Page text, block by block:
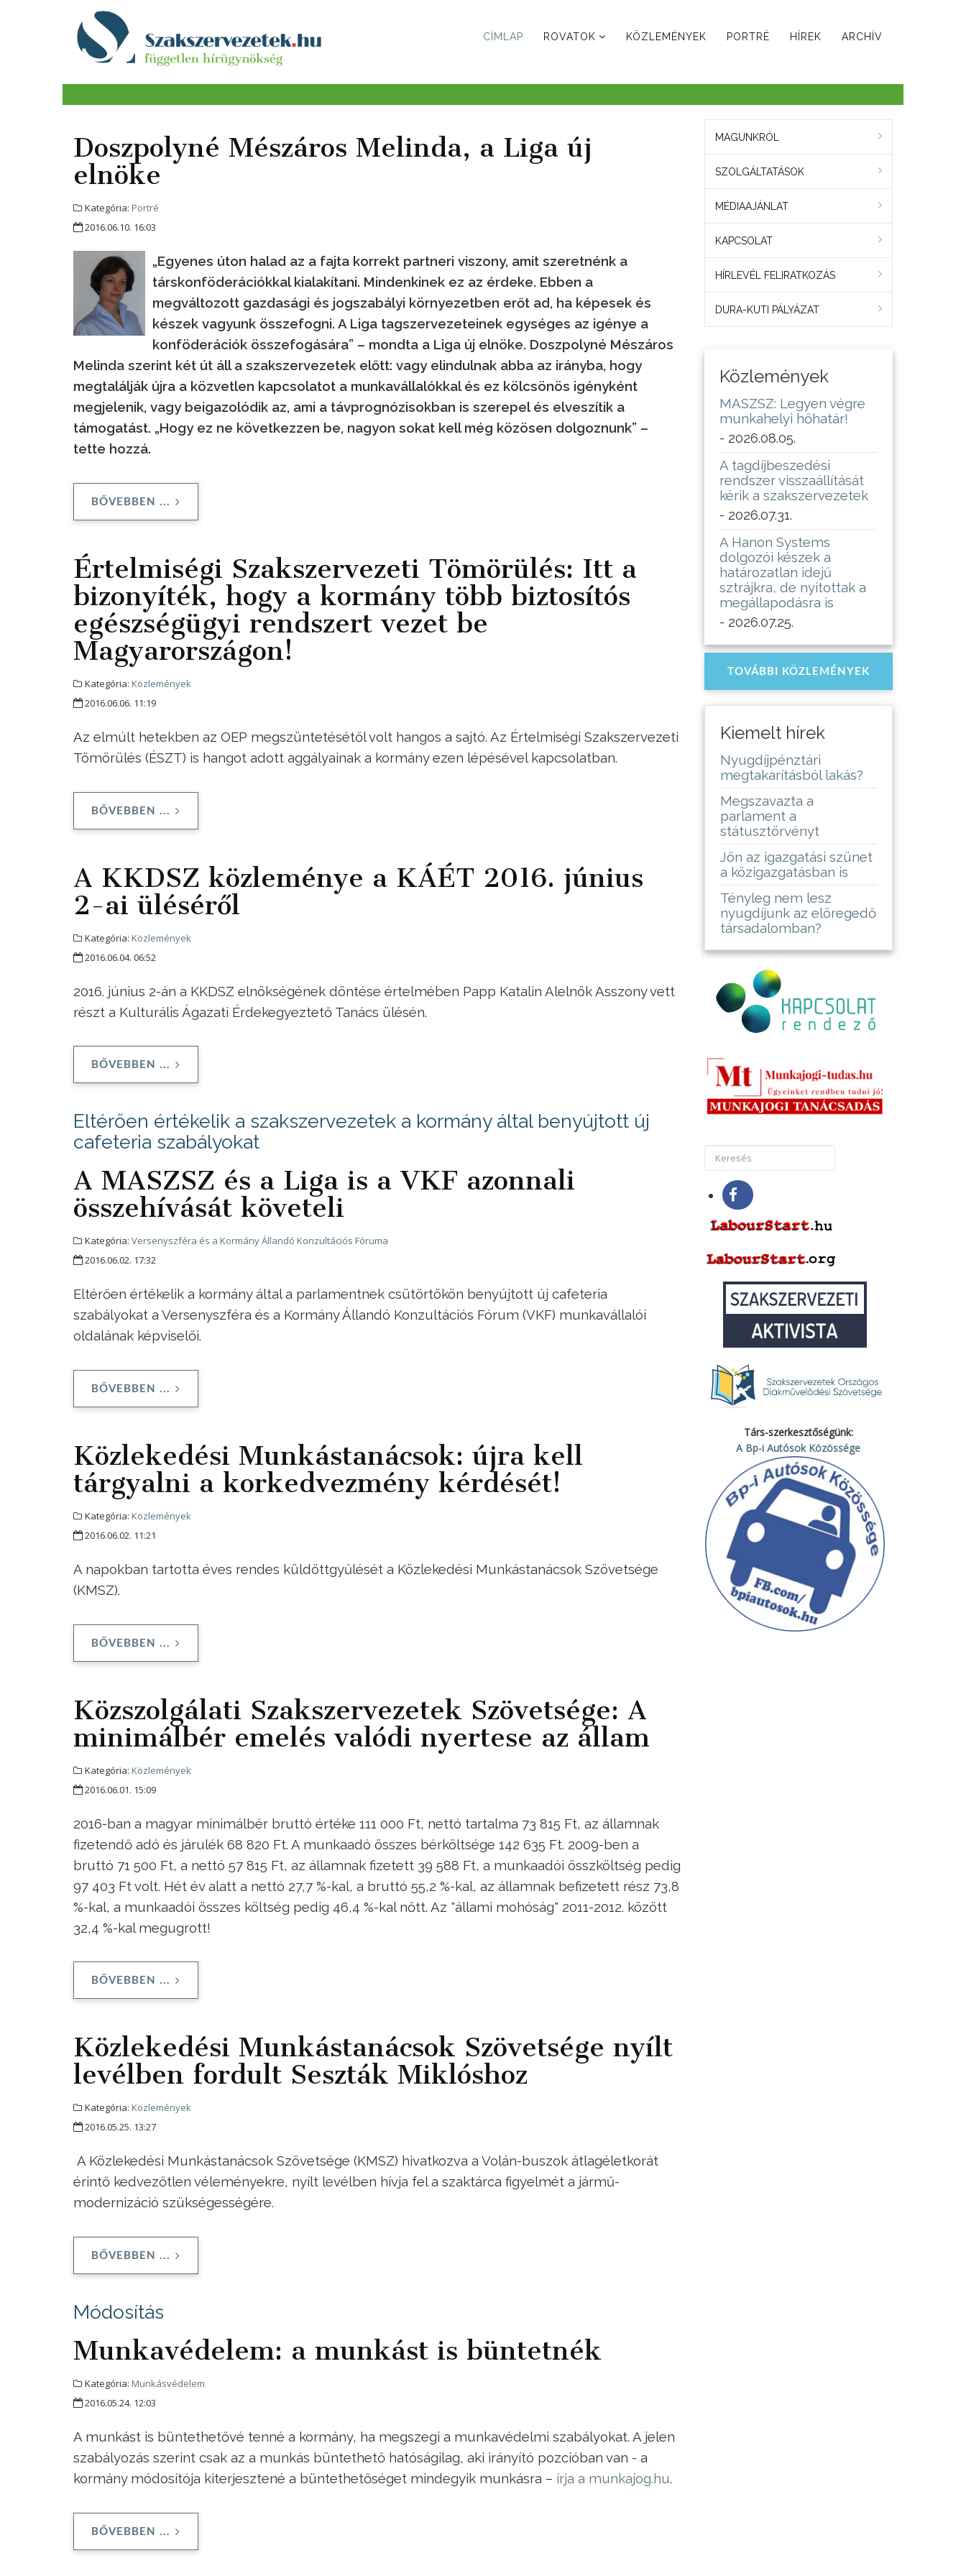
CÍMLAP ROVATOK KÖZLEMÉNYEK PORTRÉ HÍREK ARCHÍV
Doszpolyné Mészáros Melinda, a Liga új
elnöke
Kategória: Portré
2016.06.10. 16:03
„Egyenes úton halad az a fajta korrekt partneri viszony, amit szeretnénk a
társkonföderációkkal kialakítani. Mindenkinek ez az érdeke. Ebben a
megváltozott gazdasági és jogszabályi környezetben erőt ad, ha képesek és
készek vagyunk összefogni. A Liga tagszervezeteinek egységes az igénye a
konföderációk összefogására” – mondta a Liga új elnöke. Doszpolyné Mészáros
Melinda szerint két út áll a szakszervezetek előtt: vagy elindulnak abba az irányba, hogy
megtalálják újra a közvetlen kapcsolatot a munkavállalókkal és ez kölcsönös igényként
megjelenik, vagy beigazolódik az, ami a távprognózisokban is szerepel és elveszítik a
támogatást. „Hogy ez ne következzen be, nagyon sokat kell még közösen dolgoznunk” –
tette hozzá.
BŐVEBBEN ...
Értelmiségi Szakszervezeti Tömörülés: Itt a
bizonyíték, hogy a kormány több biztosítós
egészségügyi rendszert vezet be
Magyarországon!
Kategória: Közlemények
2016.06.06. 11:19
Az elmúlt hetekben az OEP megszüntetésétől volt hangos a sajtó. Az Értelmiségi Szakszervezeti
Tömörülés (ÉSZT) is hangot adott aggályainak a kormány ezen lépésével kapcsolatban.
BŐVEBBEN ...
A KKDSZ közleménye a KÁÉT 2016. június
2-ai üléséről
Kategória: Közlemények
2016.06.04. 06:52
2016. június 2-án a KKDSZ elnökségének döntése értelmében Papp Katalin Alelnök Asszony vett
részt a Kulturális Ágazati Érdekegyeztető Tanács ülésén.
BŐVEBBEN ...
Eltérően értékelik a szakszervezetek a kormány által benyújtott új
cafeteria szabályokat
A MASZSZ és a Liga is a VKF azonnali
összehívását követeli
Kategória: Versenyszféra és a Kormány Állandó Konzultációs Fóruma
2016.06.02. 17:32
Eltérően értékelik a kormány által a parlamentnek csütörtökön benyújtott új cafeteria
szabályokat a Versenyszféra és a Kormány Állandó Konzultációs Fórum (VKF) munkavállalói
oldalának képviselői.
BŐVEBBEN ...
Közlekedési Munkástanácsok: újra kell
tárgyalni a korkedvezmény kérdését!
Kategória: Közlemények
2016.06.02. 11:21
A napokban tartotta éves rendes küldöttgyűlését a Közlekedési Munkástanácsok Szövetsége
(KMSZ).
BŐVEBBEN ...
Közszolgálati Szakszervezetek Szövetsége: A
minimálbér emelés valódi nyertese az állam
Kategória: Közlemények
2016.06.01. 15:09
2016-ban a magyar minimálbér bruttó értéke 111 000 Ft, nettó tartalma 73 815 Ft, az államnak
fizetendő adó és járulék 68 820 Ft. A munkaadó összes bérköltsége 142 635 Ft. 2009-ben a
bruttó 71 500 Ft, a nettó 57 815 Ft, az államnak fizetett 39 588 Ft, a munkaadói összköltség pedig
97 403 Ft volt. Hét év alatt a nettó 27,7 %-kal, a bruttó 55,2 %-kal, az államnak befizetett rész 73,8
%-kal, a munkaadói összes költség pedig 46,4 %-kal nőtt. Az "állami mohóság" 2011-2012. között
32,4 %-kal megugrott!
BŐVEBBEN ...
Közlekedési Munkástanácsok Szövetsége nyílt
levélben fordult Seszták Miklóshoz
Kategória: Közlemények
2016.05.25. 13:27
A Közlekedési Munkástanácsok Szövetsége (KMSZ) hivatkozva a Volán-buszok átlagéletkorát
érintő kedvezőtlen véleményekre, nyílt levélben hívja fel a szaktárca figyelmét a jármű-
modernizáció szükségességére.
BŐVEBBEN ...
Módosítás
Munkavédelem: a munkást is büntetnék
Kategória: Munkásvédelem
2016.05.24. 12:03
A munkást is büntethetővé tenné a kormány, ha megszegi a munkavédelmi szabályokat. A jelen
szabályozás szerint csak az a munkás büntethető hatóságilag, aki irányító pozcióban van - a
kormány módosítója kiterjesztené a büntethetőséget mindegyik munkásra – írja a munkajog.hu.
BŐVEBBEN ...
MAGUNKRÓL
SZOLGÁLTATÁSOK
MÉDIAAJÁNLAT
KAPCSOLAT
HÍRLEVÉL FELIRATKOZÁS
DURA-KUTI PÁLYÁZAT
Közlemények
MASZSZ: Legyen végre
munkahelyi hőhatár!
- 2026.08.05.
A tagdíjbeszedési
rendszer visszaállítását
kérik a szakszervezetek
- 2026.07.31.
A Hanon Systems
dolgozói készek a
határozatlan idejű
sztrájkra, de nyitottak a
megállapodásra is
- 2026.07.25.
TOVÁBBI KÖZLEMÉNYEK
Kiemelt hírek
Nyugdíjpénztári
megtakarításból lakás?
Megszavazta a
parlament a
státusztörvényt
Jön az igazgatási szünet
a közigazgatásban is
Tényleg nem lesz
nyugdíjunk az elöregedő
társadalomban?
Társ-szerkesztőségünk:
A Bp-i Autósok Közössége